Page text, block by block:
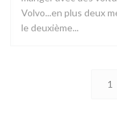
Volvo...en plus deux
le deuxième...
1